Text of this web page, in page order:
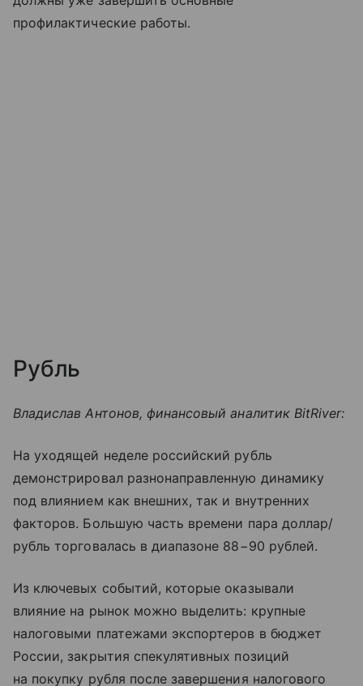
профилактические работы.
Рубль
Владислав Антонов, финансовый аналитик BitRiver:
На уходящей неделе российский рубль
демонстрировал разнонаправленную динамику
под влиянием как внешних, так и внутренних
факторов. Большую часть времени пара доллар/
рубль торговалась в диапазоне 88−90 рублей.
Из ключевых событий, которые оказывали
влияние на рынок можно выделить: крупные
налоговыми платежами экспортеров в бюджет
России, закрытия спекулятивных позиций
на покупку рубля после завершения налогового